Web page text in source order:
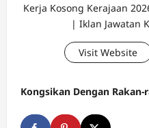
Kerja Kosong Kerajaan
| Iklan Jawatan
Visit Website
Kongsikan Dengan Rakan-